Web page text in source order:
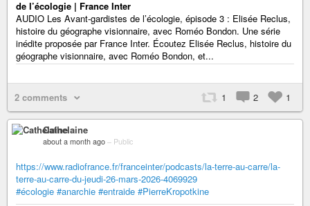
de l’écologie | France Inter
AUDIO Les Avant-gardistes de l’écologie, épisode 3 : Elisée Reclus,
histoire du géographe visionnaire, avec Roméo Bondon. Une série
inédite proposée par France Inter. Écoutez Elisée Reclus, histoire du
géographe visionnaire, avec Roméo Bondon, et...
2 comments 1 2 1
Cathelaine
about a month ago – Public
https://www.radiofrance.fr/franceinter/podcasts/la-terre-au-carre/la-
terre-au-carre-du-jeudi-26-mars-2026-4069929
#écologie #anarchie #entraide #PierreKropotkine